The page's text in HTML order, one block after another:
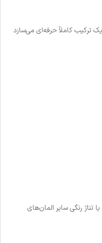
ترکیب کاملاً حرفه‌ای می‌سازد
رنگی سایر المان‌های